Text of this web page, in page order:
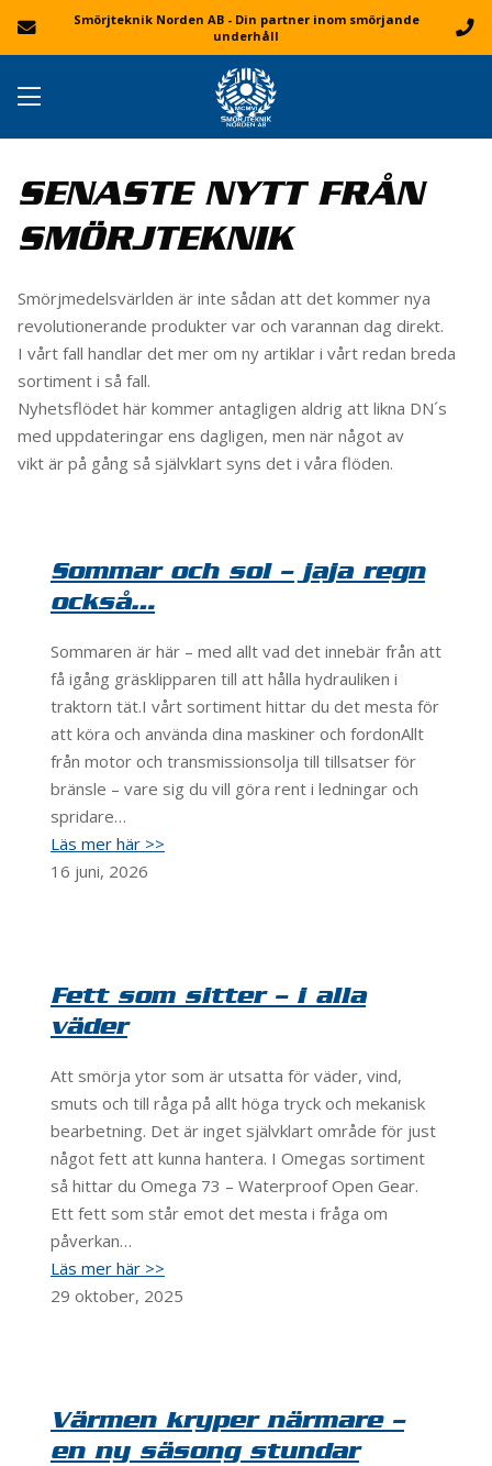
Smörjteknik Norden AB - Din partner inom smörjande
underhåll
SENASTE NYTT FRÅN
SMÖRJTEKNIK
Smörjmedelsvärlden är inte sådan att det kommer nya
revolutionerande produkter var och varannan dag direkt.
I vårt fall handlar det mer om ny artiklar i vårt redan breda
sortiment i så fall.
Nyhetsflödet här kommer antagligen aldrig att likna DN´s
med uppdateringar ens dagligen, men när något av
vikt är på gång så självklart syns det i våra flöden.
Sommar och sol – jaja regn
också…
Sommaren är här – med allt vad det innebär från att
få igång gräsklipparen till att hålla hydrauliken i
traktorn tät.I vårt sortiment hittar du det mesta för
att köra och använda dina maskiner och fordonAllt
från motor och transmissionsolja till tillsatser för
bränsle – vare sig du vill göra rent i ledningar och
spridare…
Läs mer här >>
16 juni, 2026
Fett som sitter – i alla
väder
Att smörja ytor som är utsatta för väder, vind,
smuts och till råga på allt höga tryck och mekanisk
bearbetning. Det är inget självklart område för just
något fett att kunna hantera. I Omegas sortiment
så hittar du Omega 73 – Waterproof Open Gear.
Ett fett som står emot det mesta i fråga om
påverkan…
Läs mer här >>
29 oktober, 2025
Värmen kryper närmare –
en ny säsong stundar